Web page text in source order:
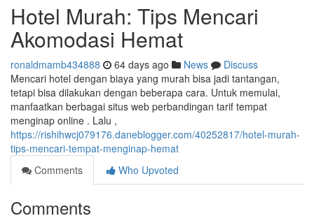
Hotel Murah: Tips Mencari
Akomodasi Hemat
ronaldmamb434888 64 days ago News
Discuss
Mencari hotel dengan biaya yang murah bisa jadi tantangan,
tetapi bisa dilakukan dengan beberapa cara. Untuk memulai,
manfaatkan berbagai situs web perbandingan tarif tempat
menginap online . Lalu ,
https://rishihwcj079176.daneblogger.com/40252817/hotel-murah-
tips-mencari-tempat-menginap-hemat
Comments
Who Upvoted
Comments